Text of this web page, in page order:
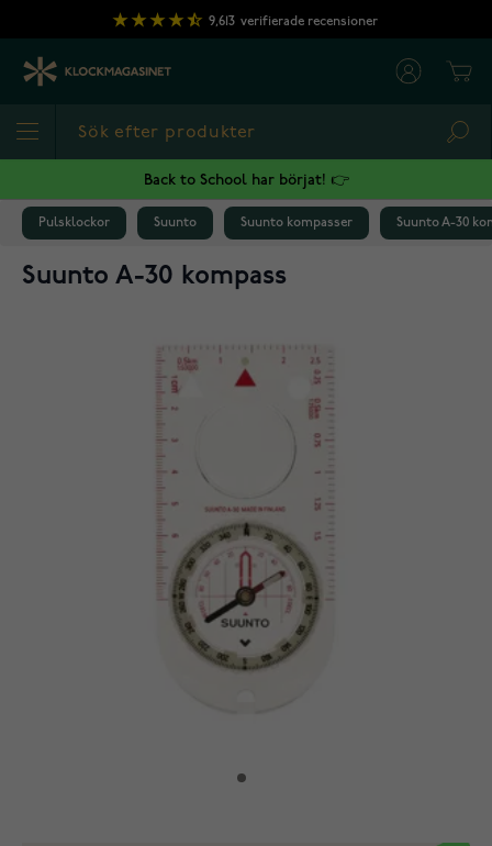
Hoppa till innehållet
9,613 verifierade recensioner
Back to School har börjat! 👉
Pulsklockor Suunto Suunto kompasser Suunto A-30
Suunto A-30 kompass